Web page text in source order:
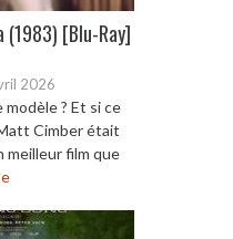
[Blu-Ray]
2026
modèle ? Et si ce
Cimber était
meilleur film que